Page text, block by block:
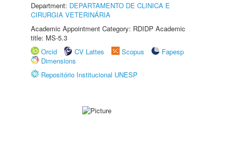
Department: DEPARTAMENTO DE CLINICA E
CIRURGIA VETERINÁRIA
Academic Appointment Category: RDIDP Academic
title: MS-5.3
Orcid
CV Lattes Scopus
Fapesp
Dimensions
Repositório Institucional UNESP